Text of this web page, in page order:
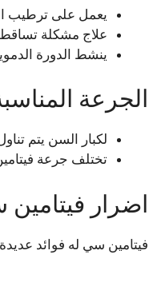
يعمل على ترطيب
علاج مشكلة
ينشط الدورة
الجرعة
لكبار السن يتم تناول
تختلف جرعة
اضرار فيتامين
فيتامين سي له فوائد